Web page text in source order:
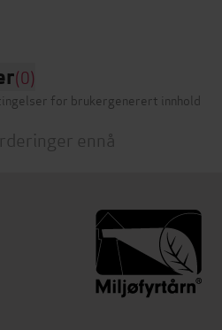
(0)
for brukergenerert innhold
ennå